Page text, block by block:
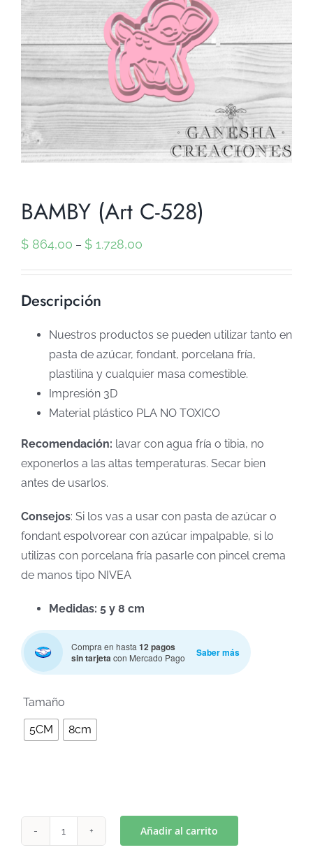
BAMBY (Art C-528)
$ 864,00 – $ 1.728,00
Descripción
Nuestros productos se pueden utilizar tanto en
pasta de azúcar, fondant, porcelana fría,
plastilina y cualquier masa comestible.
Impresión 3D
Material plástico PLA NO TOXICO
Recomendación: lavar con agua fría o tibia, no
exponerlos a las altas temperaturas. Secar bien
antes de usarlos.
Consejos: Si los vas a usar con pasta de azúcar o
fondant espolvorear con azúcar impalpable, si lo
utilizas con porcelana fría pasarle con pincel crema
de manos tipo NIVEA
Medidas: 5 y 8 cm
Compra en hasta 12 pagos
sin tarjetacon Mercado Pago Saber más
Tamaño
5CM 8cm
Añadir al carrito